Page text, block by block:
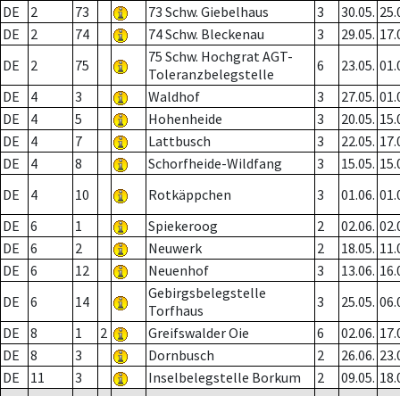
DE
2 73 73 Schw. Giebelhaus 3 30.05.
DE
2 74 74 Schw. Bleckenau 3 29.05.
DE
2 75
75 Schw. Hochgrat AGT-
Toleranzbelegstelle
6 23.05.
DE
4 3 Waldhof 3 27.05.
DE
4 5 Hohenheide 3 20.05.
DE
4 7 Lattbusch 3 22.05.
DE
4 8 Schorfheide-Wildfang 3 15.05.
DE
4 10 Rotkäppchen 3 01.06.
DE
6 1 Spiekeroog 2 02.06.
DE
6 2 Neuwerk 2 18.05.
DE
6 12 Neuenhof 3 13.06.
DE
6 14
Gebirgsbelegstelle
Torfhaus
3 25.05.
DE
8 1 2 Greifswalder Oie 6 02.06.
DE
8 3 Dornbusch 2 26.06.
DE
11 3 Inselbelegstelle Borkum 2 09.05.